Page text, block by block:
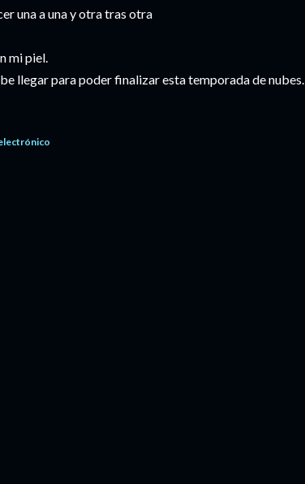
una a una y otra tras otra
mi piel.
llegar para poder finalizar esta temporada de nubes.